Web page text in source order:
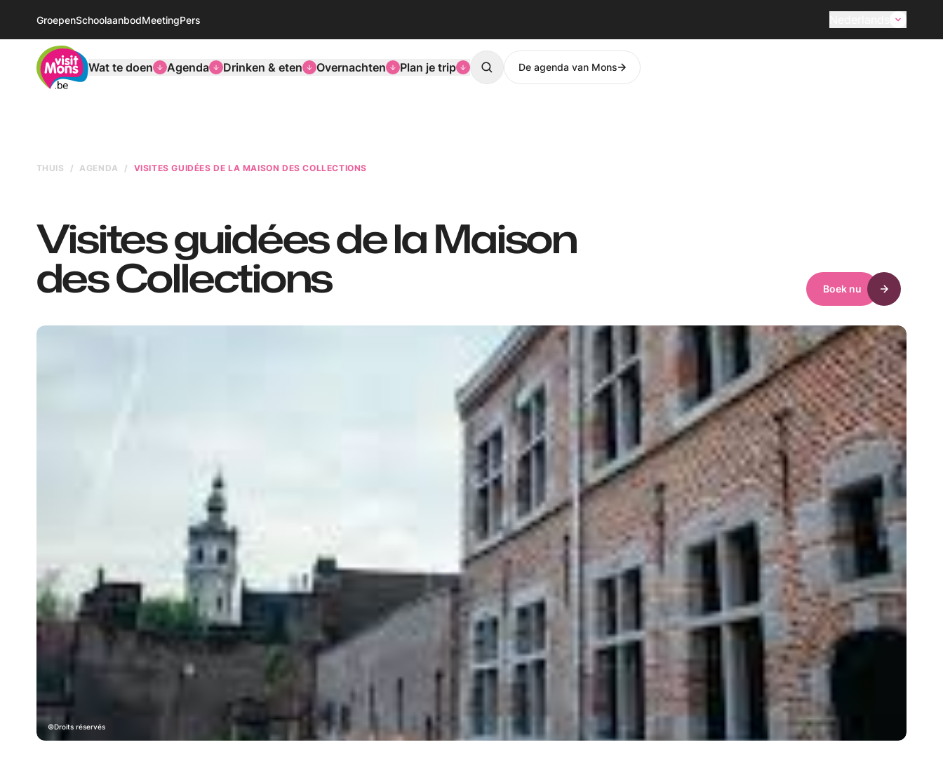
GroepenSchoolaanbodMeetingPers
VisitMons Logo
Wat te doen
Agenda Drinken & eten Overnachten Plan je trip Search De agenda van Mons
THUIS AGENDA VISITES GUIDÉES DE LA MAISON DES COLLECTIONS
Visites guidées de la Maison
des Collections Boek nu
Droits réservés